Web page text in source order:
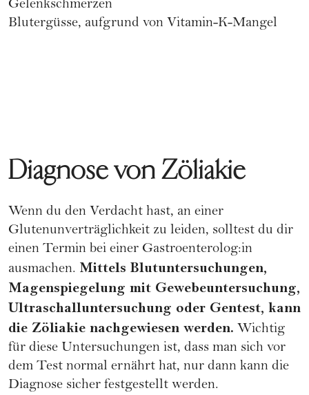
Gelenkschmerzen
Blutergüsse, aufgrund von Vitamin-K-Mangel
Diagnose von Zöliakie
Wenn du den Verdacht hast, an einer
Glutenunverträglichkeit zu leiden, solltest du dir
einen Termin bei einer Gastroenterolog:in
ausmachen. Mittels Blutuntersuchungen,
Magenspiegelung mit Gewebeuntersuchung,
Ultraschalluntersuchung oder Gentest, kann
die Zöliakie nachgewiesen werden. Wichtig
für diese Untersuchungen ist, dass man sich vor
dem Test normal ernährt hat, nur dann kann die
Diagnose sicher festgestellt werden.